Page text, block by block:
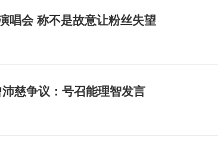
唱会 称不是故意让粉丝失望
慈争议：号召能理智发言